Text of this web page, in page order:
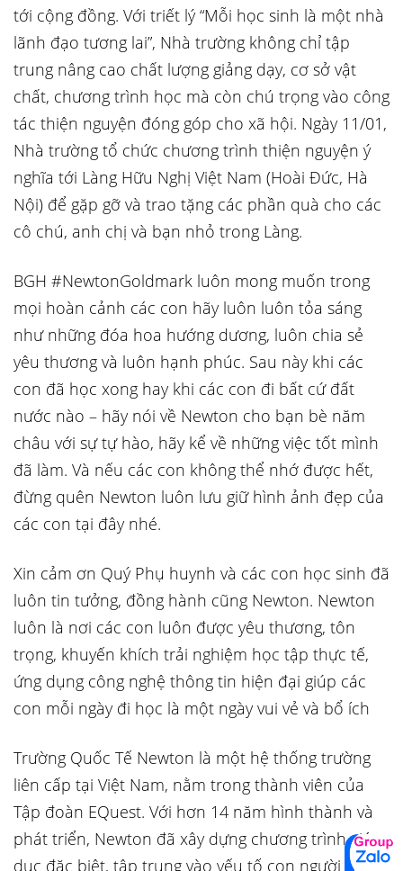
tới cộng đồng. Với triết lý “Mỗi học sinh là một nhà
lãnh đạo tương lai”, Nhà trường không chỉ tập
trung nâng cao chất lượng giảng dạy, cơ sở vật
chất, chương trình học mà còn chú trọng vào công
tác thiện nguyện đóng góp cho xã hội. Ngày 11/01,
Nhà trường tổ chức chương trình thiện nguyện ý
nghĩa tới Làng Hữu Nghị Việt Nam (Hoài Đức, Hà
Nội) để gặp gỡ và trao tặng các phần quà cho các
cô chú, anh chị và bạn nhỏ trong Làng.
BGH #NewtonGoldmark luôn mong muốn trong
mọi hoàn cảnh các con hãy luôn luôn tỏa sáng
như những đóa hoa hướng dương, luôn chia sẻ
yêu thương và luôn hạnh phúc. Sau này khi các
con đã học xong hay khi các con đi bất cứ đất
nước nào – hãy nói về Newton cho bạn bè năm
châu với sự tự hào, hãy kể về những việc tốt mình
đã làm. Và nếu các con không thể nhớ được hết,
đừng quên Newton luôn lưu giữ hình ảnh đẹp của
các con tại đây nhé.
Xin cảm ơn Quý Phụ huynh và các con học sinh đã
luôn tin tưởng, đồng hành cũng Newton. Newton
luôn là nơi các con luôn được yêu thương, tôn
trọng, khuyến khích trải nghiệm học tập thực tế,
ứng dụng công nghệ thông tin hiện đại giúp các
con mỗi ngày đi học là một ngày vui vẻ và bổ ích
Trường Quốc Tế Newton là một hệ thống trường
liên cấp tại Việt Nam, nằm trong thành viên của
Tập đoàn EQuest. Với hơn 14 năm hình thành và
phát triển, Newton đã xây dựng chương trình giáo
dục đặc biệt, tập trung vào yếu tố con người và